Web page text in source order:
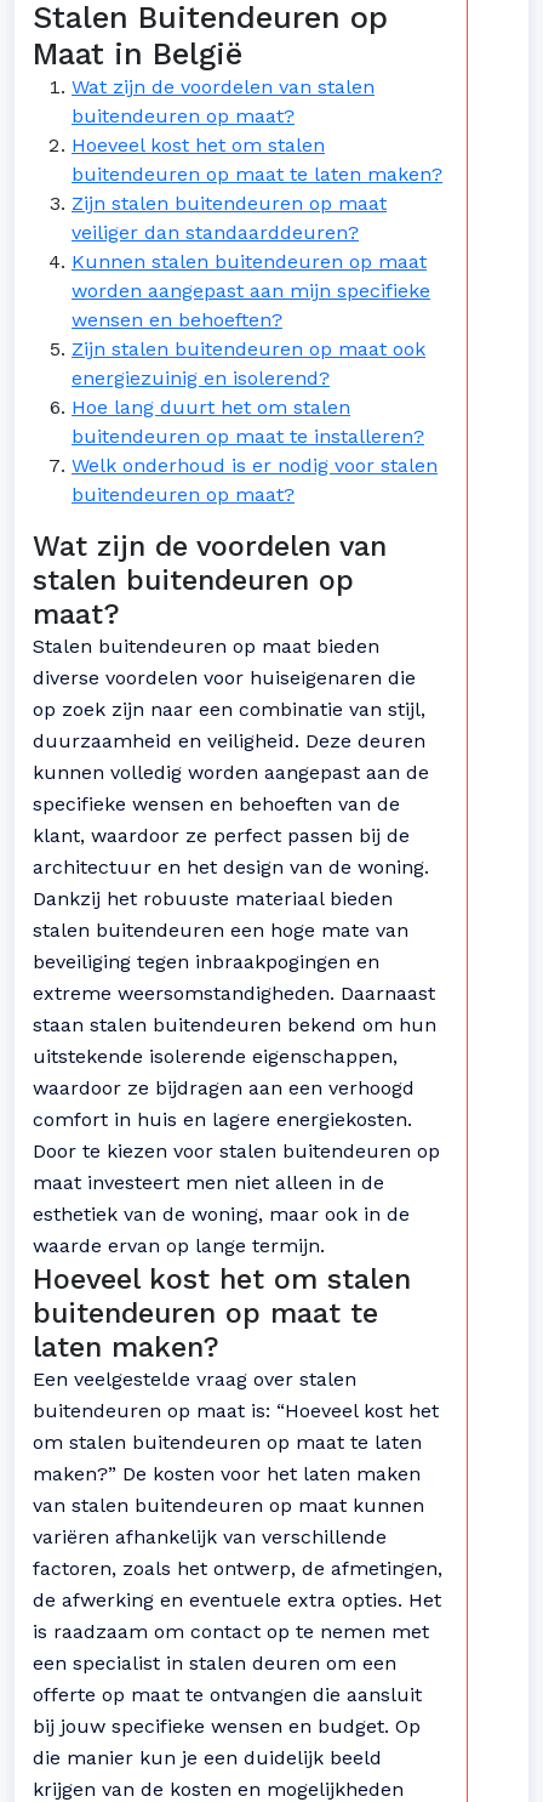
Stalen Buitendeuren op
Maat in België
Wat zijn de voordelen van stalen
buitendeuren op maat?
Hoeveel kost het om stalen
buitendeuren op maat te laten maken?
Zijn stalen buitendeuren op maat
veiliger dan standaarddeuren?
Kunnen stalen buitendeuren op maat
worden aangepast aan mijn specifieke
wensen en behoeften?
Zijn stalen buitendeuren op maat ook
energiezuinig en isolerend?
Hoe lang duurt het om stalen
buitendeuren op maat te installeren?
Welk onderhoud is er nodig voor stalen
buitendeuren op maat?
Wat zijn de voordelen van
stalen buitendeuren op
maat?
Stalen buitendeuren op maat bieden
diverse voordelen voor huiseigenaren die
op zoek zijn naar een combinatie van stijl,
duurzaamheid en veiligheid. Deze deuren
kunnen volledig worden aangepast aan de
specifieke wensen en behoeften van de
klant, waardoor ze perfect passen bij de
architectuur en het design van de woning.
Dankzij het robuuste materiaal bieden
stalen buitendeuren een hoge mate van
beveiliging tegen inbraakpogingen en
extreme weersomstandigheden. Daarnaast
staan stalen buitendeuren bekend om hun
uitstekende isolerende eigenschappen,
waardoor ze bijdragen aan een verhoogd
comfort in huis en lagere energiekosten.
Door te kiezen voor stalen buitendeuren op
maat investeert men niet alleen in de
esthetiek van de woning, maar ook in de
waarde ervan op lange termijn.
Hoeveel kost het om stalen
buitendeuren op maat te
laten maken?
Een veelgestelde vraag over stalen
buitendeuren op maat is: “Hoeveel kost het
om stalen buitendeuren op maat te laten
maken?” De kosten voor het laten maken
van stalen buitendeuren op maat kunnen
variëren afhankelijk van verschillende
factoren, zoals het ontwerp, de afmetingen,
de afwerking en eventuele extra opties. Het
is raadzaam om contact op te nemen met
een specialist in stalen deuren om een
offerte op maat te ontvangen die aansluit
bij jouw specifieke wensen en budget. Op
die manier kun je een duidelijk beeld
krijgen van de kosten en mogelijkheden